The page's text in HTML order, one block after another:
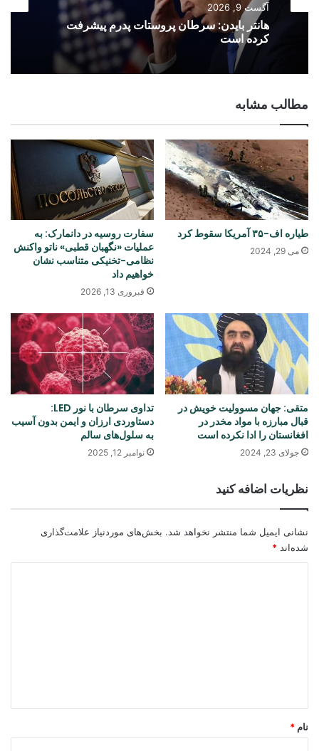
آگست 9, 2026
هانتر بایدن: سرطان پروستات پدرم پیشرفت
کرده است
مطالب مشابه
طیاره اف-۳۵ آمریکا سقوط کرد
می 29, 2024
سفارت روسیه در دانمارک: به
عملیات «نگهبان قطبی» ناتو واکنش
نظامی-تخنیکی متناسب نشان
خواهیم داد
فبروری 13, 2026
متقی: جهان مسوولیت خویش در
قبال مبارزه با مواد مخدر در
افغانستان را ادا نکرده است
جولای 23, 2024
تداوی سرطان با نور LED:
دستاوردی ارزان و ایمن بدون آسیب
به سلول‌های سالم
نوامبر 12, 2025
نظریات اضافه کنید
نشانی ایمیل شما منتشر نخواهد شد. بخش‌های موردنیاز علامت‌گذاری
شده‌اند *
نام *